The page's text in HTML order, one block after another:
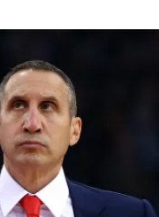
הפועל תל אביב
הפועל באר שבע
מכבי נתניה
בני יהודה